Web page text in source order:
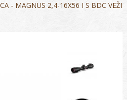
- MAGNUS 2,4-16X56 I S BDC VEŽI